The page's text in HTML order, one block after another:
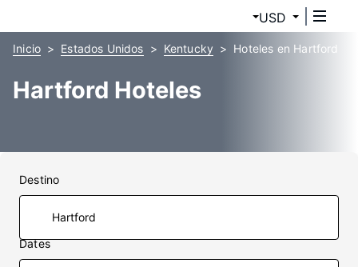
USD
Inicio Estados Unidos Kentucky Hoteles en Hartford
Hartford Hoteles
Destino
Dates